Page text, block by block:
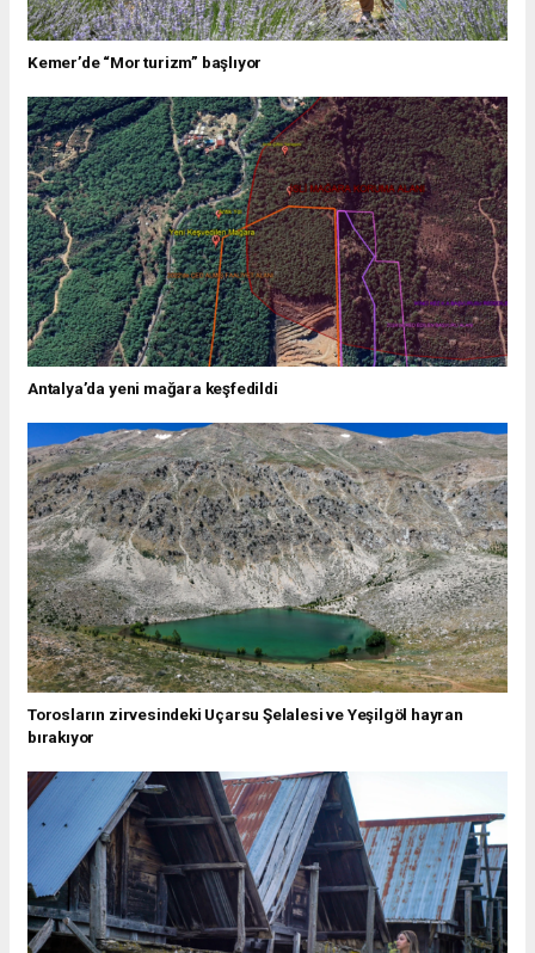
Kemer’de “Mor turizm” başlıyor
Antalya’da yeni mağara keşfedildi
Torosların zirvesindeki Uçarsu Şelalesi ve Yeşilgöl hayran
bırakıyor